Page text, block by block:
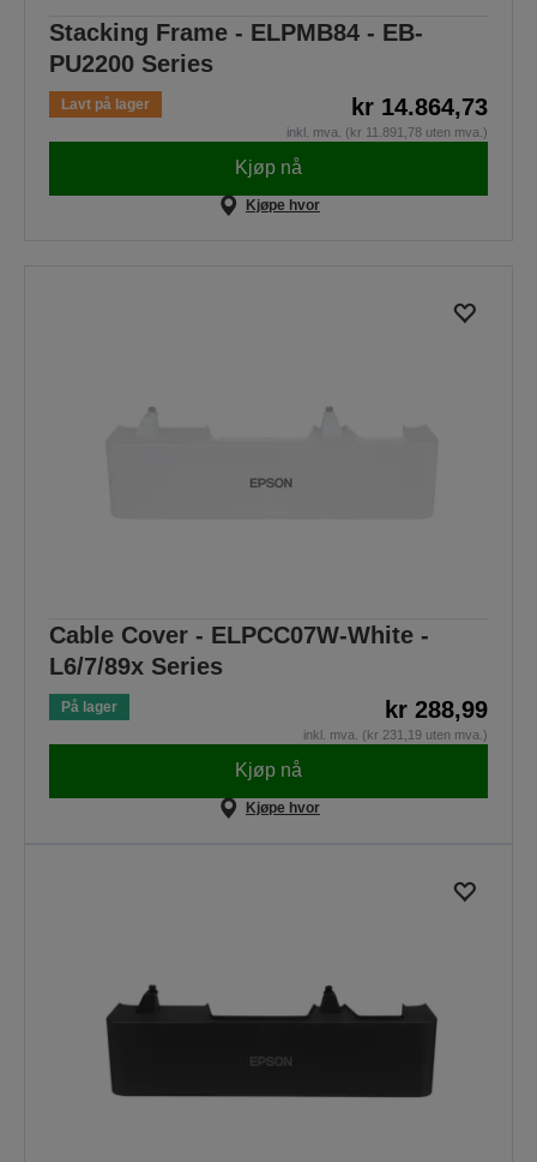
Stacking Frame - ELPMB84 - EB-
PU2200 Series
Lavt på lager kr 14.864,73
inkl. mva. (kr 11.891,78 uten mva.)
Kjøp nå
Kjøpe hvor
Cable Cover - ELPCC07W-White -
L6/7/89x Series
På lager kr 288,99
inkl. mva. (kr 231,19 uten mva.)
Kjøp nå
Kjøpe hvor